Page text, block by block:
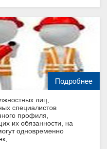
Подробнее
лиц,
специалистов
профиля,
их обязанности, на
одновременно